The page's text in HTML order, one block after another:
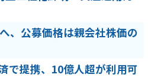
、公募価格は親会社株価の
で提携、10億人超が利用可